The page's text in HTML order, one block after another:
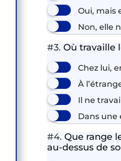
Oui, mais
Non, elle
#3.Où travaille
Chez lui,
À
Il ne
Dans une
#4.Que range
au-dessus de